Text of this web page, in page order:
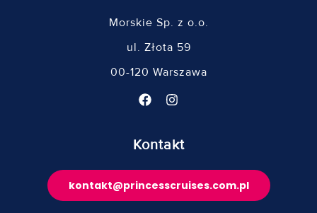
Morskie Sp. z o.o.
ul. Złota 59
00-120 Warszawa
Kontakt
kontakt@princesscruises.com.pl